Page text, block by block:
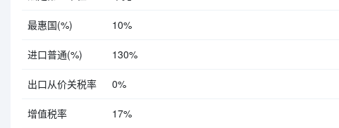
最惠国(%) 10%
进口普通(%) 130%
出口从价关税率 0%
增值税率 17%